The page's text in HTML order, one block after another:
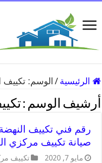
الرئيسية / الوسم:تكييف
أرشيف الوسم :
صيانة تكييف مركزي
مايو 7, 2020 تكييف